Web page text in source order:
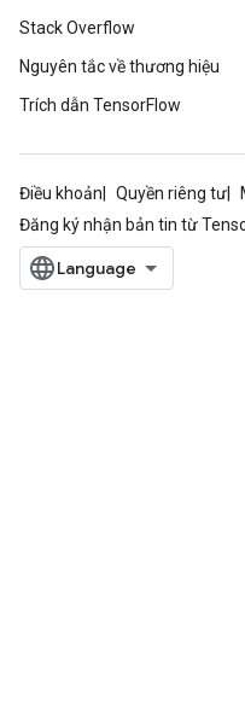
Stack Overflow
Nguyên tắc về thương hiệu
Trích dẫn TensorFlow
Điều khoản Quyền riêng tư
Đăng ký nhận bản tin từ